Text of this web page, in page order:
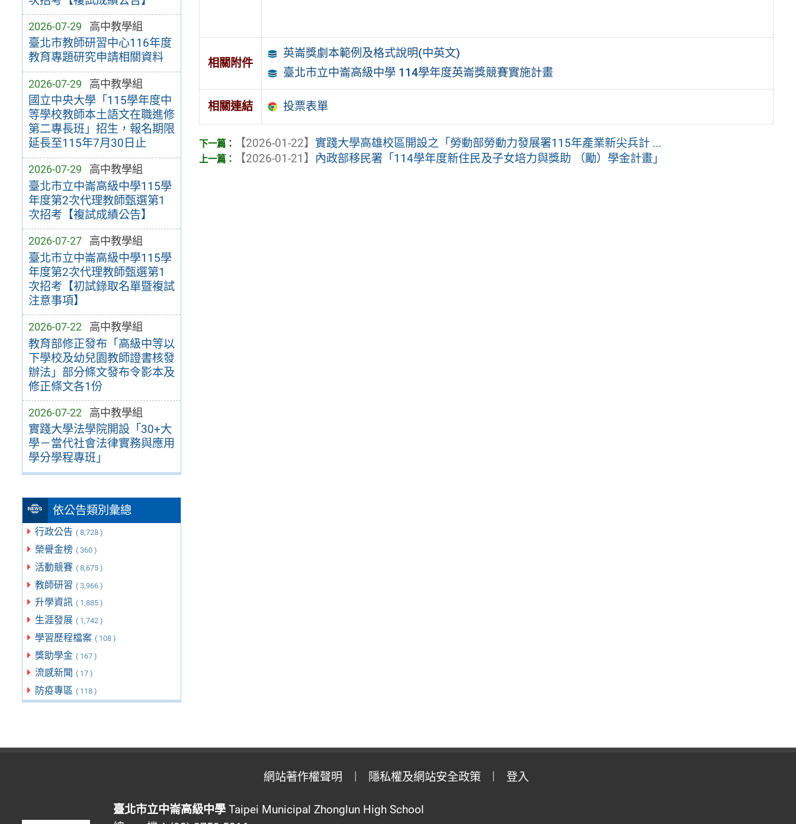
2026-07-29 高中教學組
臺北市教師研習中心116年度
教育專題研究申請相關資料
2026-07-29 高中教學組
國立中央大學「115學年度中
等學校教師本土語文在職進修
第二專長班」招生，報名期限
延長至115年7月30日止
2026-07-29 高中教學組
臺北市立中崙高級中學115學
年度第2次代理教師甄選第1
次招考【複試成績公告】
2026-07-27 高中教學組
臺北市立中崙高級中學115學
年度第2次代理教師甄選第1
次招考【初試錄取名單暨複試
注意事項】
2026-07-22 高中教學組
教育部修正發布「高級中等以
下學校及幼兒園教師證書核發
辦法」部分條文發布令影本及
修正條文各1份
2026-07-22 高中教學組
實踐大學法學院開設「30+大
學－當代社會法律實務與應用
學分學程專班」
依公告類別彙總
行政公告 ( 8,728 )
榮譽金榜 ( 360 )
活動競賽 ( 8,675 )
教師研習 ( 3,966 )
升學資訊 ( 1,885 )
生涯發展 ( 1,742 )
學習歷程檔案 ( 108 )
獎助學金 ( 167 )
流感新聞 ( 17 )
防疫專區 ( 118 )
相關附件
英崙獎劇本範例及格式說明(中英文)
臺北市立中崙高級中學 114學年度英崙獎競賽實施計畫
相關連結 投票表單
【2026-01-22】 實踐大學高雄校區開設之「勞動部勞動力發展署115年產業新尖兵計 ...
【2026-01-21】 內政部移民署「114學年度新住民及子女培力與獎助 （勵）學金計畫」
網站著作權聲明 隱私權及網站安全政策 登入
臺北市立中崙高級中學Taipei Municipal Zhonglun High School